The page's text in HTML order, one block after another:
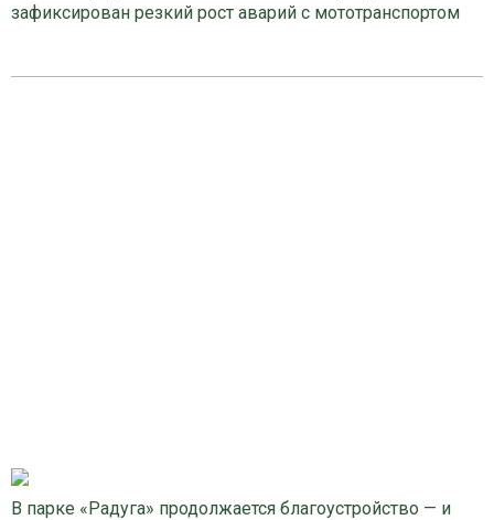
зафиксирован резкий рост аварий с мототранспортом
В парке «Радуга» продолжается благоустройство — и